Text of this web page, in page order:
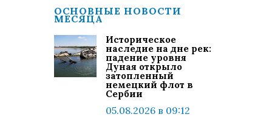
ОСНОВНЫЕ НОВОСТИ
МЕСЯЦА
Историческое
наследие на дне рек:
падение уровня
Дуная открыло
затопленный
немецкий флот в
Сербии
05.08.2026 в 09:12